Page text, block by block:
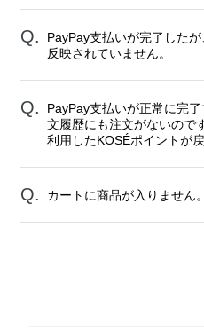
PayPay支払いが完了した
反映されていません。
PayPay支払いが正常に完
文履歴にも注文がないので
利用したKOSÉポイントが戻
カートに商品が入りません。